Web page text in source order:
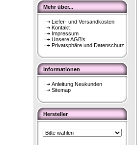
Mehr über...
Liefer- und Versandkosten
Kontakt
Impressum
Unsere AGB's
Privatsphäre und Datenschutz
Informationen
Anleitung Neukunden
Sitemap
Hersteller